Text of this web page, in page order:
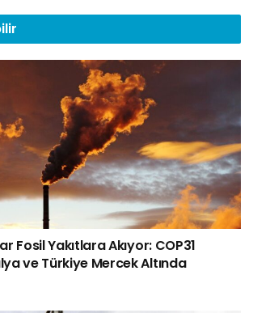
Fosil Yakıtlara Akıyor: COP31
ve Türkiye Mercek Altında